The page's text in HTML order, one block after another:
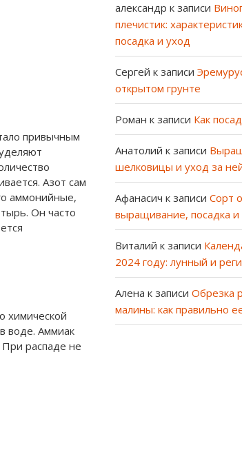
привычным
Азот сам
аммонийные,
Он часто
химической
воде. Аммиак
распаде не
александр к записи
плечистик:
посадка и уход
Сергей к записи
открытом грунте
Роман к записи Как
Анатолий к записи
шелковицы и уход за
Афанасич к записи Сорт
выращивание, посадка
Виталий к записи
2024 году: лунный и
Алена к записи Обрезка
малины: как правильно